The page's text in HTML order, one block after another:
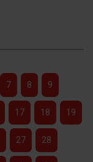
7 8 9
17 18 19
27 28